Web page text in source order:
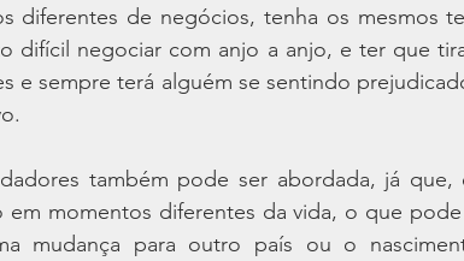
diferentes de negócios, tenha os mesmos
difícil negociar com anjo a anjo, e ter que
e sempre terá alguém se sentindo
também pode ser abordada, já que,
em momentos diferentes da vida, o que
mudança para outro país ou o